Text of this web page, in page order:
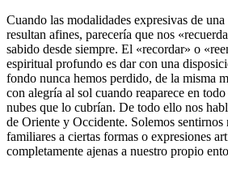
Cuando las modalidades expresivas de
resultan afines, parecería que nos
sabido desde siempre. El «recordar» o
espiritual profundo es dar con una
fondo nunca hemos perdido, de la misma
con alegría al sol cuando reaparece en
nubes que lo cubrían. De todo ello nos
de Oriente y Occidente. Solemos sentirnos
familiares a ciertas formas o expresiones
completamente ajenas a nuestro propio